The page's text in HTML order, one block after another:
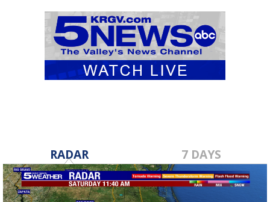
RADAR 7 DAYS